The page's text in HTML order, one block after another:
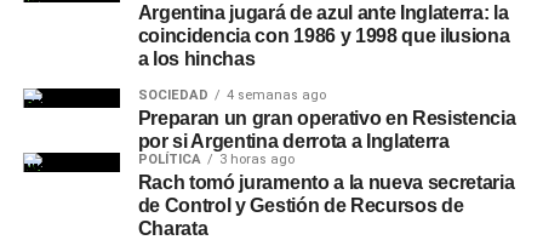
Argentina jugará de azul ante Inglaterra: la
coincidencia con 1986 y 1998 que ilusiona
a los hinchas
SOCIEDAD 4 semanas ago
Preparan un gran operativo en Resistencia
por si Argentina derrota a Inglaterra
POLÍTICA 3 horas ago
Rach tomó juramento a la nueva secretaria
de Control y Gestión de Recursos de
Charata